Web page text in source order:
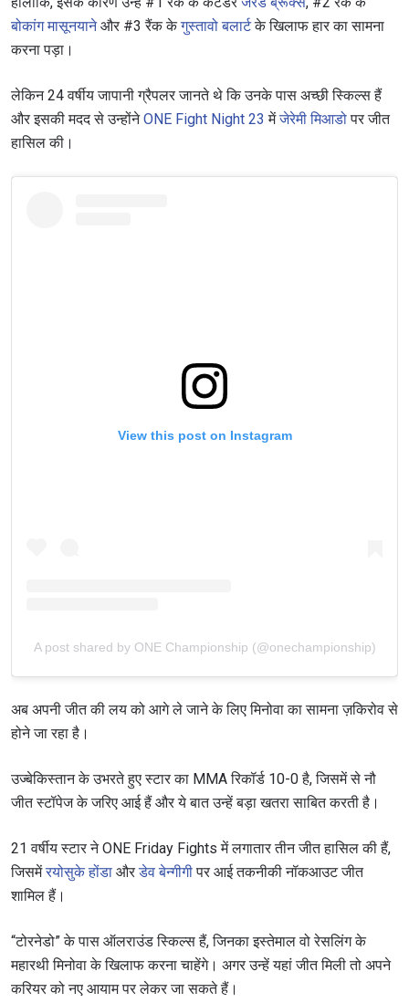
बोकांग मासूनयानेऔर #3 रैंक केगुस्तावो बलार्टके खिलाफ हार का सामना
करना पड़ा।
लेकिन 24 वर्षीय जापानी ग्रैपलर जानते थे कि उनके पास अच्छी स्किल्स हैं
और इसकी मदद से उन्होंनेONE Fight Night 23 मेंजेरेमी मिआडोपर जीत
हासिल की।
View this post on Instagram
A post shared by ONE Championship (@onechampionship)
अब अपनी जीत की लय को आगे ले जाने के लिए मिनोवा का सामना ज़किरोव से
होने जा रहा है।
उज्बेकिस्तान के उभरते हुए स्टार का MMA रिकॉर्ड 10-0 है, जिसमें से नौ
जीत स्टॉपेज के जरिए आई हैं और ये बात उन्हें बड़ा खतरा साबित करती है।
21 वर्षीय स्टार ने ONE Friday Fights में लगातार तीन जीत हासिल की हैं,
जिसमेंरयोसुके होंडा औरडेव बेन्गीगीपर आई तकनीकी नॉकआउट जीत
शामिल हैं।
“टोरनेडो” के पास ऑलराउंड स्किल्स हैं, जिनका इस्तेमाल वो रेसलिंग के
महारथी मिनोवा के खिलाफ करना चाहेंगे। अगर उन्हें यहां जीत मिली तो अपने
करियर को नए आयाम पर लेकर जा सकते हैं।